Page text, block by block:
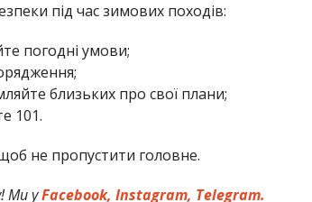
під час зимових походів:
погодні умови;
близьких про свої плани;
101.
не пропустити головне.
Ми уFacebook, Instagram, Telegram.